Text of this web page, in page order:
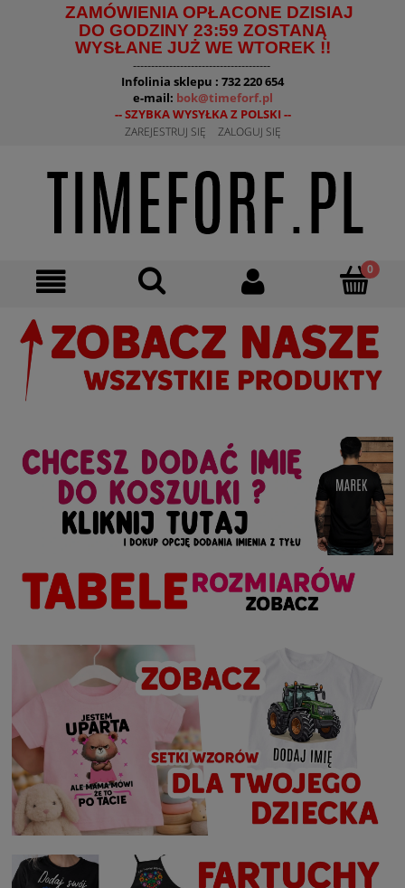
ZAMÓWIENIA OPŁACONE DZISIAJ
DO GODZINY 23:59 ZOSTANĄ
WYSŁANE JUŻ WE WTOREK !!
--------------------------------------
Infolinia sklepu : 732 220 654
e-mail: bok@timeforf.pl
-- SZYBKA WYSYŁKA Z POLSKI --
ZAREJESTRUJ SIĘ ZALOGUJ SIĘ